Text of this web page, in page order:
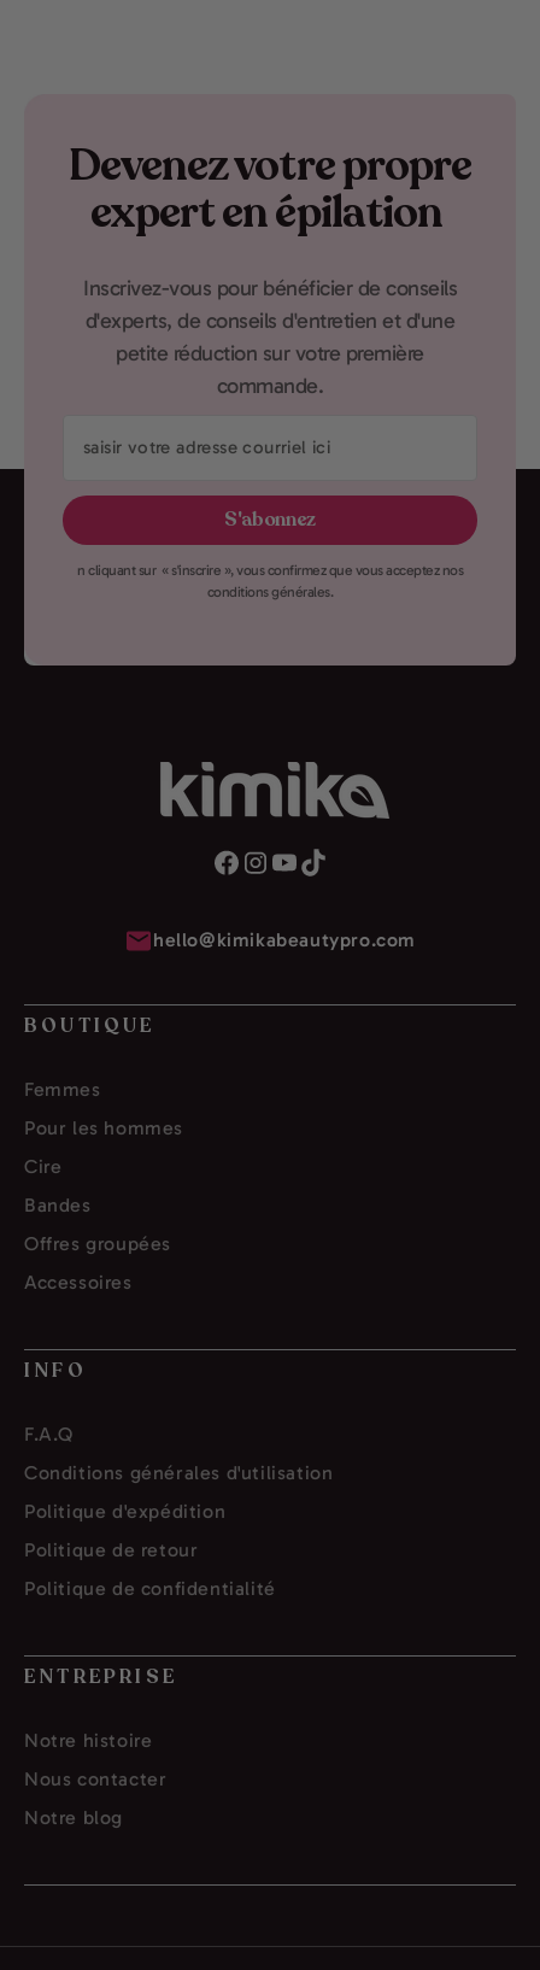
Devenez votre propre
expert en épilation
Inscrivez-vous pour bénéficier de conseils
d'experts, de conseils d'entretien et d'une
petite réduction sur votre première
commande.
S'abonnez
adresse
courriel
n cliquant sur « s'inscrire », vous confirmez que vous acceptez nos
conditions générales.
hello@kimikabeautypro.com
BOUTIQUE
Femmes
Pour les hommes
Cire
Bandes
Offres groupées
Accessoires
INFO
F.A.Q
Conditions générales d'utilisation
Politique d'expédition
Politique de retour
Politique de confidentialité
ENTREPRISE
Notre histoire
Nous contacter
Notre blog